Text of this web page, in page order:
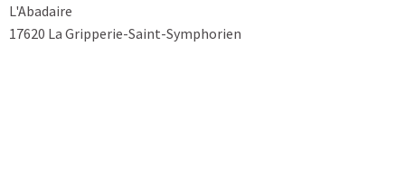
L'Abadaire
17620 La Gripperie-Saint-Symphorien